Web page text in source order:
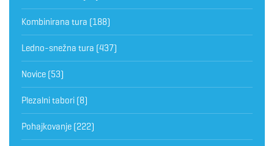
Kombinirana tura (188)
Ledno-snežna tura (437)
Novice (53)
Plezalni tabori (8)
Pohajkovanje (222)